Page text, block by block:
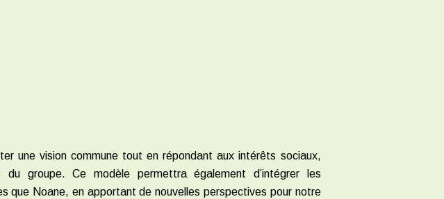
une vision commune tout en répondant aux intérêts sociaux,
du groupe. Ce modèle permettra également d’intégrer les
que Noane, en apportant de nouvelles perspectives pour notre